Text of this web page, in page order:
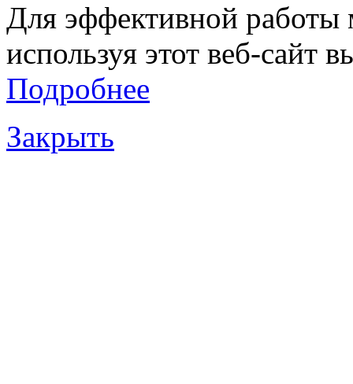
Для эффективной работы
используя этот веб-сайт
Подробнее
Закрыть